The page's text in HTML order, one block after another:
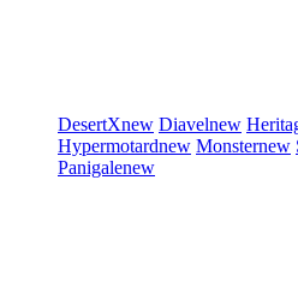
DesertXnew Diavelnew
Hypermotardnew Monsternew
Panigalenew